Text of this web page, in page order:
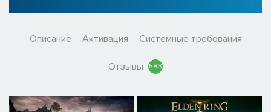
Описание Активация Системные требования
Отзывы 583